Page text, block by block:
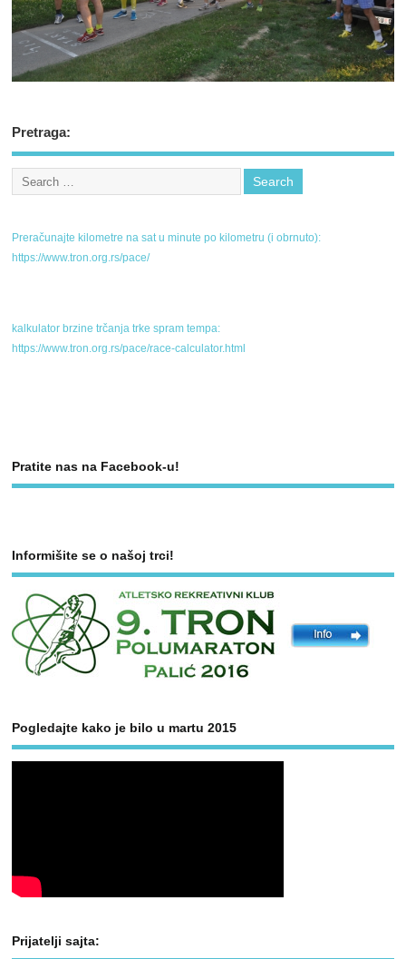
Pretraga:
Preračunajte kilometre na sat u minute po kilometru (i obrnuto):
https://www.tron.org.rs/pace/
kalkulator brzine trčanja trke spram tempa:
https://www.tron.org.rs/pace/race-calculator.html
Pratite nas na Facebook-u!
Informišite se o našoj trci!
Pogledajte kako je bilo u martu 2015
Prijatelji sajta: